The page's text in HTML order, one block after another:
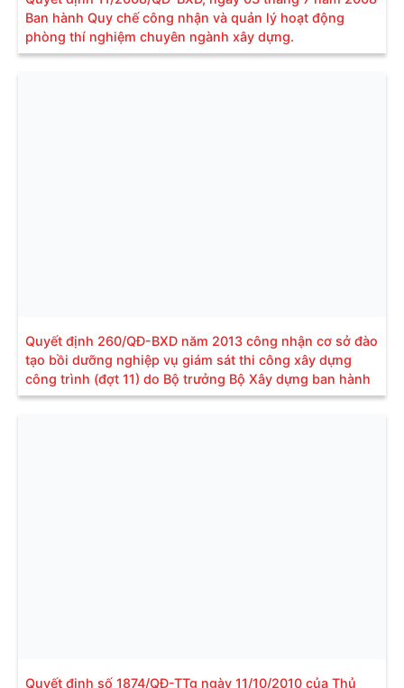
Ban hành Quy chế công nhận và quản lý hoạt động
phòng thí nghiệm chuyên ngành xây dựng.
Quyết định 260/QĐ-BXD năm 2013 công nhận cơ sở đào
tạo bồi dưỡng nghiệp vụ giám sát thi công xây dựng
công trình (đợt 11) do Bộ trưởng Bộ Xây dựng ban hành
Quyết định số 1874/QĐ-TTg ngày 11/10/2010 của Thủ